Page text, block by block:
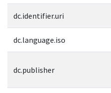
dc.identifier.uri
dc.language.iso
dc.publisher